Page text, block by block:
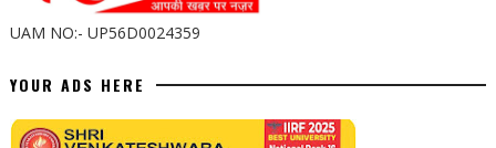
UAM NO:- UP56D0024359
YOUR ADS HERE